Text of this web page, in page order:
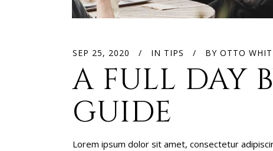
SEP 25, 2020 IN TIPS BY OTTO
A FULL DAY
GUIDE
Lorem ipsum dolor sit amet, consectetur